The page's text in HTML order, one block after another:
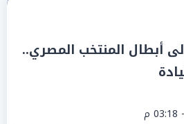
أبطال المنتخب المصري..